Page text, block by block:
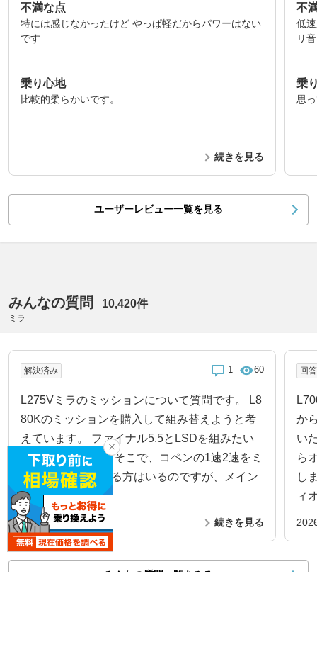
不満な点
特には感じなかったけど やっぱ軽だからパワーはない
です
乗り心地
比較的柔らかいです。
続きを見る
不
低
リ
乗
思
ユーザーレビュー一覧を見る
みんなの質問 10,420件
ミラ
解決済み 1 60
L275Vミラのミッションについて質問です。 L8
80Kのミッションを購入して組み替えようと考
えています。 ファイナル5.5とLSDを組みたい
と考えています。 そこで、コペンの1速2速をミ
ラに組み替えている方はいるのですが、メイン
シャ...
2026.8.3 続きを見る
回
か
い
ら
し
ィ
みんなの質問一覧をみる